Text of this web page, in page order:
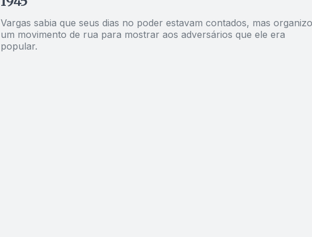
Vargas sabia que seus dias no poder estavam contados, mas
um movimento de rua para mostrar aos adversários que ele era
popular.